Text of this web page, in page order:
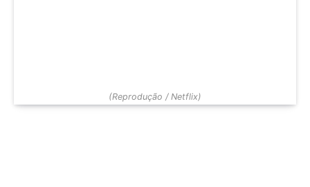
(Reprodução / Netflix)